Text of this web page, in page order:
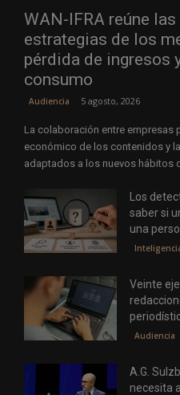
WAN-IFRA reúne
estrategias de los
pérdida de ingresos
consumo
Audiencia 5 agosto, 2026
La colaboración entre empresas
económico de los contenidos y
adaptados a los nuevos hábitos
Los
saber si
una
Veinte
Audiencia
A.G.
necesita